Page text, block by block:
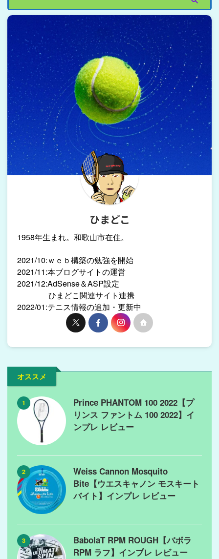
ひまどこ
1958年生まれ。和歌山市在住。
2021/10:ｗｅｂ構築の勉強を開始
2021/11:本ブログサイトの運営
2021/12:AdSense＆ASP設定
ひまどこ関連サイト連携
2022/01:テニス情報の追加・更新中
オススメ
1
Prince PHANTOM 100 2022【プ
リンス ファントム 100 2022】イ
ンプレ レビュー
2
Weiss Cannon Mosquito
Bite【ウエスキャノン モスキート
バイト】インプレ レビュー
3
BabolaT RPM ROUGH【バボラ
RPM ラフ】インプレ レビュー